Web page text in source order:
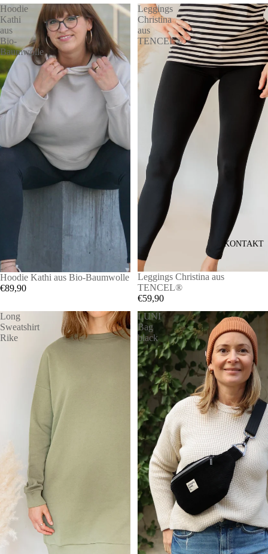
KONTAKT
Hoodie
Kathi
aus
Bio-
Baumwolle
Hoodie Kathi aus Bio-Baumwolle
€89,90
Leggings
Christina
aus
TENCEL®
Leggings Christina aus
TENCEL®
€59,90
Long
Sweatshirt
Rike
LUNI
Bag
black